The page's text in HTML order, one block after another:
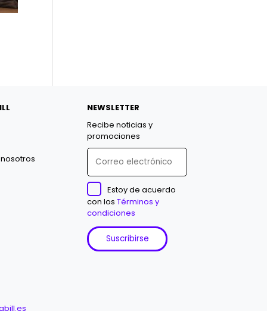
NEWSLETTER
Recibe noticias y
promociones
Estoy de acuerdo
con los Términos y
condiciones